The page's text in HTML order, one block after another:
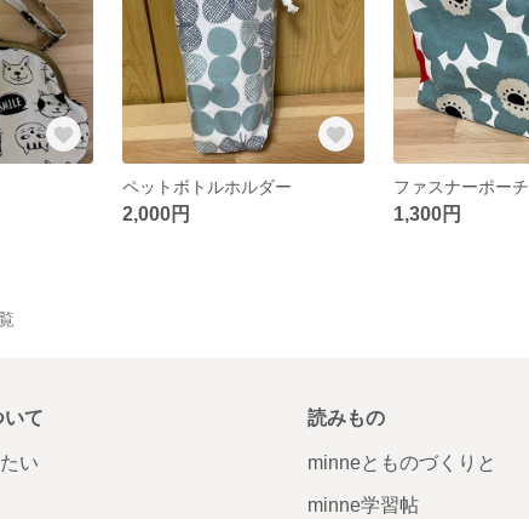
ペットボトルホルダー
2,000円
ファスナーポーチ
1,300円
いて
い
読みもの
minneとものづくりと
minne学習帖